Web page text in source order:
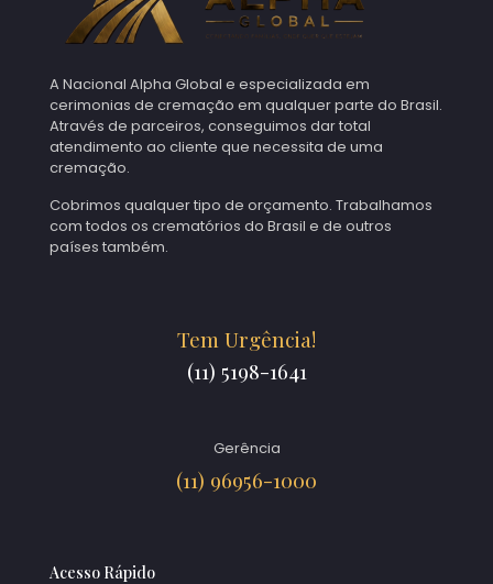
A Nacional Alpha Global e especializada em
cerimonias de cremação em qualquer parte do Brasil.
Através de parceiros, conseguimos dar total
atendimento ao cliente que necessita de uma
cremação.
Cobrimos qualquer tipo de orçamento. Trabalhamos
com todos os crematórios do Brasil e de outros
países também.
Tem Urgência!
(11) 5198-1641
Gerência
(11) 96956-1000
Acesso Rápido